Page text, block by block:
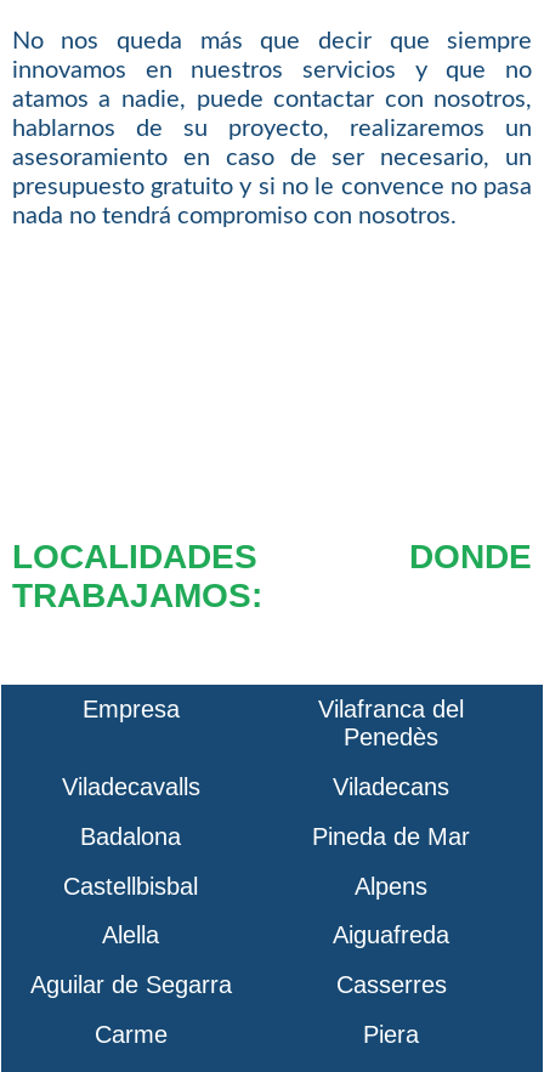
No nos queda más que decir que siempre
innovamos en nuestros servicios y que no
atamos a nadie, puede contactar con nosotros,
hablarnos de su proyecto, realizaremos un
asesoramiento en caso de ser necesario, un
presupuesto gratuito y si no le convence no pasa
nada no tendrá compromiso con nosotros.
LOCALIDADES DONDE
TRABAJAMOS:
Empresa
Vilafranca del
Penedès
Viladecavalls
Viladecans
Badalona
Pineda de Mar
Castellbisbal
Alpens
Alella
Aiguafreda
Aguilar de Segarra
Casserres
Carme
Piera